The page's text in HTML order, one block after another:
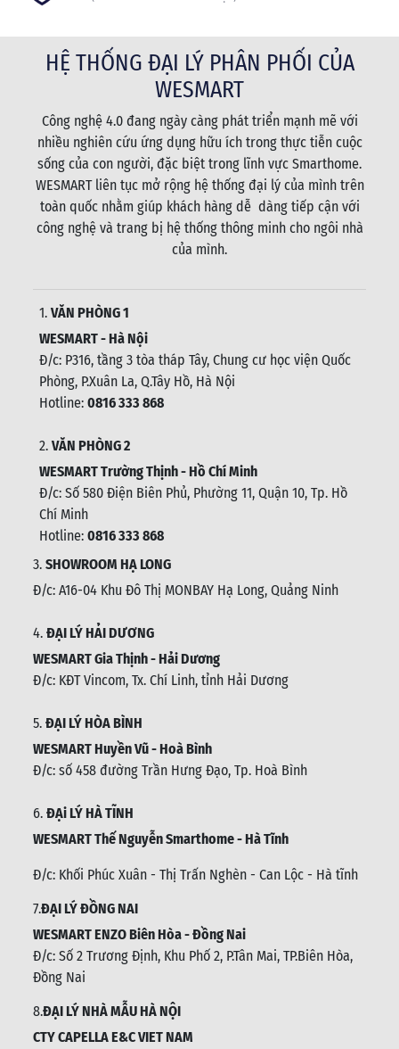
HỆ THỐNG ĐẠI LÝ PHÂN PHỐI CỦA
WESMART
Công nghệ 4.0 đang ngày càng phát triển mạnh mẽ với
nhiều nghiên cứu ứng dụng hữu ích trong thực tiễn cuộc
sống của con người, đặc biệt trong lĩnh vực Smarthome.
WESMART liên tục mở rộng hệ thống đại lý của mình trên
toàn quốc nhằm giúp khách hàng dễ dàng tiếp cận với
công nghệ và trang bị hệ thống thông minh cho ngôi nhà
của mình.
1. VĂN PHÒNG 1
WESMART - Hà Nội
Đ/c: P316, tầng 3 tòa tháp Tây, Chung cư học viện Quốc
Phòng, P.Xuân La, Q.Tây Hồ, Hà Nội
Hotline: 0816 333 868
2. VĂN PHÒNG 2
WESMART Trường Thịnh - Hồ Chí Minh
Đ/c: Số 580 Điện Biên Phủ, Phường 11, Quận 10, Tp. Hồ
Chí Minh
Hotline: 0816 333 868
3. SHOWROOM HẠ LONG
Đ/c: A16-04 Khu Đô Thị MONBAY Hạ Long, Quảng Ninh
4. ĐẠI LÝ HẢI DƯƠNG
WESMART Gia Thịnh - Hải Dương
Đ/c: KĐT Vincom, Tx. Chí Linh, tỉnh Hải Dương
5. ĐẠI LÝ HÒA BÌNH
WESMART Huyền Vũ - Hoà Bình
Đ/c: số 458 đường Trần Hưng Đạo, Tp. Hoà Bình
6. ĐẠi LÝ HÀ TĨNH
WESMART Thế Nguyễn Smarthome - Hà Tĩnh
Đ/c: Khối Phúc Xuân - Thị Trấn Nghèn - Can Lộc - Hà tĩnh
7.ĐẠI LÝ ĐỒNG NAI
WESMART ENZO Biên Hòa - Đồng Nai
Đ/c: Số 2 Trương Định, Khu Phố 2, P.Tân Mai, TP.Biên Hòa,
Đồng Nai
8.ĐẠI LÝ NHÀ MẪU HÀ NỘI
CTY CAPELLA E&C VIET NAM